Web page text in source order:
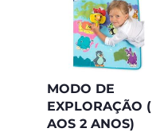
MODO DE
EXPLORAÇÃO (
AOS 2 ANOS)